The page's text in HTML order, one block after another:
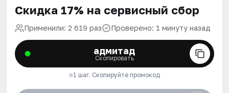
Скидка 17% на сервисный сбор
Применили: 2 619 раз Проверено: 1 минуту назад
адмитад
Скопировать
1 шаг. Скопируйте промокод